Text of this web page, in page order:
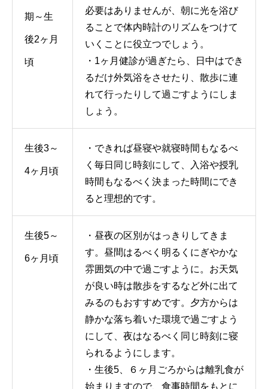
期～生
後2ヶ月
頃
必要はありませんが、朝に光を浴び
ることで体内時計のリズムをつけて
いくことに役立つでしょう。
・1ヶ月健診が過ぎたら、日中はでき
るだけ外気浴をさせたり、散歩に連
れて行ったりして過ごすようにしま
しょう。
生後3～
4ヶ月頃
・できれば昼寝や就寝時間もなるべ
く毎日同じ時刻にして、入浴や授乳
時間もなるべく決まった時間にでき
ると理想的です。
生後5～
6ヶ月頃
・昼夜の区別がはっきりしてきま
す。昼間はるべく明るくにぎやかな
雰囲気の中で過ごすように。お天気
が良い時は散歩をするなど外に出て
みるのもおすすめです。夕方からは
静かな落ち着いた環境で過ごすよう
にして、夜はなるべく同じ時刻に寝
られるようにします。
・生後5、６ヶ月ごろからは離乳食が
始まりますので、食事時間をもとに